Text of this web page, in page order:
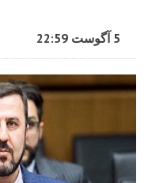
5 آگوست 22:59